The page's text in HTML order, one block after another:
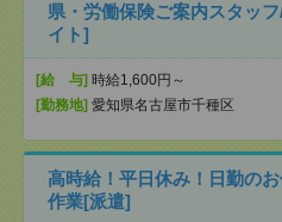
県・労働保険ご案内スタッ
イト]
[給 与] 時給1,600円～
[勤務地] 愛知県名古屋市千種区
高時給！平日休み！日勤の
作業[派遣]